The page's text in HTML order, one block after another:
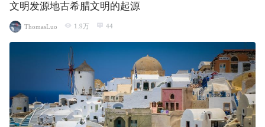
文明发源地古希腊文明的起源
ThomasLuo 1.9万 44